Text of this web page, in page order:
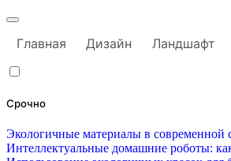
Главная Дизайн Ландшафт
Срочно
Экологичные материалы в современной
Интеллектуальные домашние роботы: